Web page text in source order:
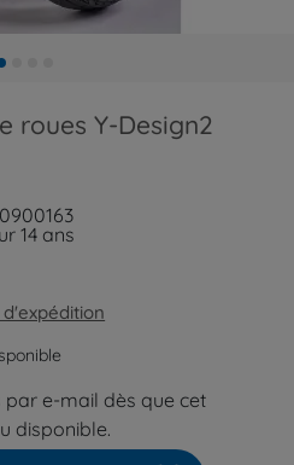
roues Y-Design2
14 ans
d'expédition
e-mail dès que cet
disponible.